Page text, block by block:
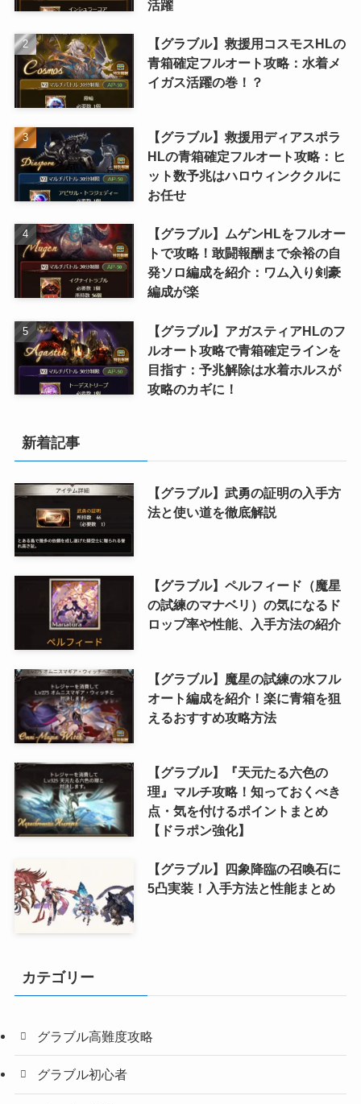
活躍
【グラブル】救援用コスモスHLの
青箱確定フルオート攻略：水着メ
イガス活躍の巻！？
【グラブル】救援用ディアスポラ
HLの青箱確定フルオート攻略：ヒ
ット数予兆はハロウィンククルに
お任せ
【グラブル】ムゲンHLをフルオー
トで攻略！敢闘報酬まで余裕の自
発ソロ編成を紹介：ワム入り剣豪
編成が楽
【グラブル】アガスティアHLのフ
ルオート攻略で青箱確定ラインを
目指す：予兆解除は水着ホルスが
攻略のカギに！
新着記事
【グラブル】武勇の証明の入手方
法と使い道を徹底解説
【グラブル】ペルフィード（魔星
の試練のマナベリ）の気になるド
ロップ率や性能、入手方法の紹介
【グラブル】魔星の試練の水フル
オート編成を紹介！楽に青箱を狙
えるおすすめ攻略方法
【グラブル】『天元たる六色の
理』マルチ攻略！知っておくべき
点・気を付けるポイントまとめ
【ドラポン強化】
【グラブル】四象降臨の召喚石に
5凸実装！入手方法と性能まとめ
カテゴリー
グラブル高難度攻略
グラブル初心者